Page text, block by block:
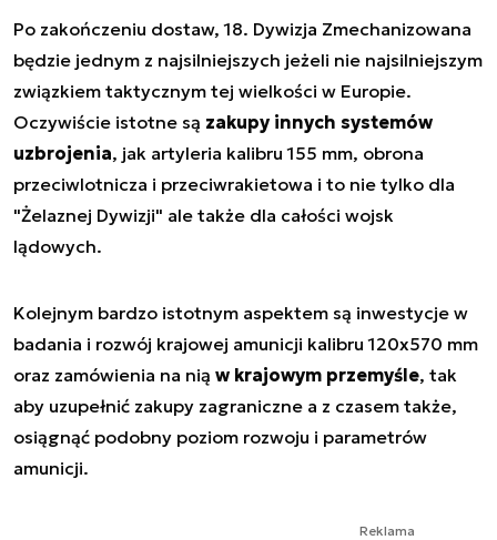
Po zakończeniu dostaw, 18. Dywizja Zmechanizowana
będzie jednym z najsilniejszych jeżeli nie najsilniejszym
związkiem taktycznym tej wielkości w Europie.
Oczywiście istotne są zakupy innych systemów
uzbrojenia, jak artyleria kalibru 155 mm, obrona
przeciwlotnicza i przeciwrakietowa i to nie tylko dla
"Żelaznej Dywizji" ale także dla całości wojsk
lądowych.
Kolejnym bardzo istotnym aspektem są inwestycje w
badania i rozwój krajowej amunicji kalibru 120x570 mm
oraz zamówienia na nią w krajowym przemyśle, tak
aby uzupełnić zakupy zagraniczne a z czasem także,
osiągnąć podobny poziom rozwoju i parametrów
amunicji.
Reklama